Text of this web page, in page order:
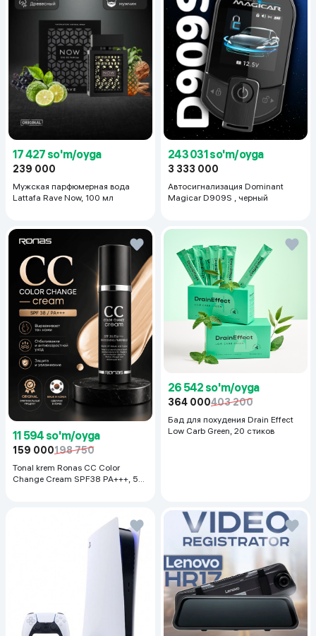
17 427 so'm/oyga
239 000
Мужская парфюмерная вода
Lattafa Rave Now, 100 мл
243 031 so'm/oyga
3 333 000
Автосигнализация Dominant
Magicar D909S , черный
11 594 so'm/oyga
159 000198 750
Tonal krem Ronas CC Color
Change Cream SPF38 PA+++, 50
26 542 so'm/oyga
364 000403 200
Бад для похудения Drain Effect
Low Carb Green, 20 стиков